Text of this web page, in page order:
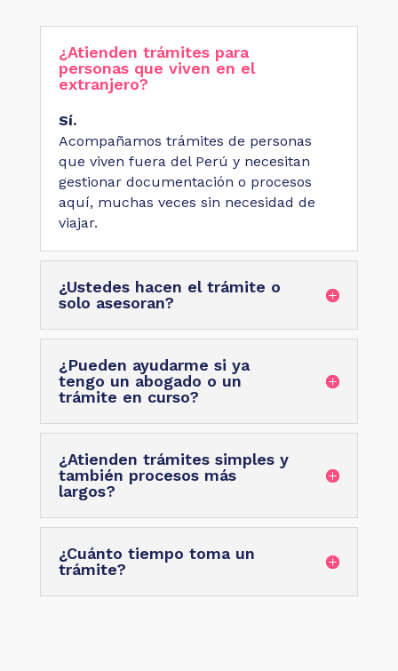
¿Atienden trámites para
personas que viven en el
extranjero?
Sí.
Acompañamos trámites de personas
que viven fuera del Perú y necesitan
gestionar documentación o procesos
aquí, muchas veces sin necesidad de
viajar.
¿Ustedes hacen el trámite o
solo asesoran?
¿Pueden ayudarme si ya
tengo un abogado o un
trámite en curso?
¿Atienden trámites simples y
también procesos más
largos?
¿Cuánto tiempo toma un
trámite?